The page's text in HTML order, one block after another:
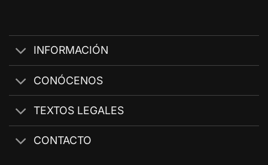
INFORMACIÓN
CONÓCENOS
TEXTOS LEGALES
CONTACTO